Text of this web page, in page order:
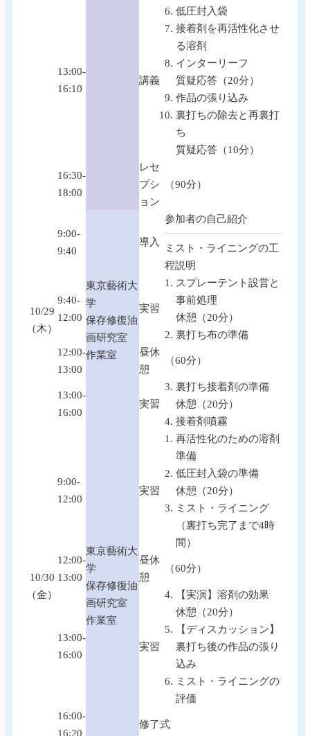
13:00-
16:10
講義
低圧封入袋
接着剤を再活性化させ
る溶剤
インターリーフ
質疑応答（20分）
作品の張り込み
裏打ちの除去と再裏打
ち
質疑応答（10分）
16:30-
18:00
レセ
プシ
ョン
（90分）
10/29
（木）
9:00-
9:40
東京藝術大
学
保存修復油
画研究室
作業室
導入
参加者の自己紹介
ミスト・ライニングの工
程説明
9:40-
12:00
実習
スプレーテント設営と
事前処理
休憩（20分）
裏打ち布の準備
12:00-
13:00
昼休
憩
（60分）
13:00-
16:00
実習
裏打ち接着剤の準備
休憩（20分）
接着剤噴霧
10/30
（金）
9:00-
12:00
東京藝術大
学
保存修復油
画研究室
作業室
実習
再活性化のための溶剤
準備
低圧封入袋の準備
休憩（20分）
ミスト・ライニング
（裏打ち完了まで4時
間）
12:00-
13:00
昼休
憩
（60分）
13:00-
16:00
実習
【実演】溶剤の効果
休憩（20分）
【ディスカッション】
裏打ち後の作品の張り
込み
ミスト・ライニングの
評価
16:00-
16:20
修了式